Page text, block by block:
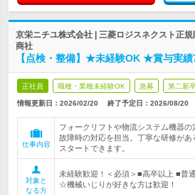
京栄ニチユ株式会社 | 三菱ロジスネクスト正
商社
【点検・整備】★未経験OK ★賞与実
正社員 職種・業種未経験OK 急募 第二新
情報更新日：2026/02/20 終了予定日： 2026/08/20
仕事内容
フォークリフトや物流システム機器
故障時の対応を担当。丁寧な研修が
スタートできます。
対象と
なる方
未経験歓迎！＜必須＞■高卒以上 ■普
☆機械いじりが好きな方は歓迎！